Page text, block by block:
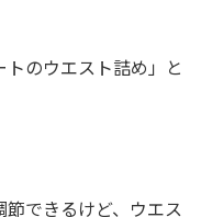
のウエスト詰め」と
できるけど、ウエス